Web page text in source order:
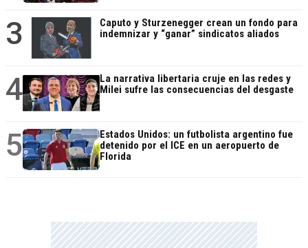
3
Caputo y Sturzenegger crean un fondo para
indemnizar y “ganar” sindicatos aliados
4
La narrativa libertaria cruje en las redes y
Milei sufre las consecuencias del desgaste
5
Estados Unidos: un futbolista argentino fue
detenido por el ICE en un aeropuerto de
Florida